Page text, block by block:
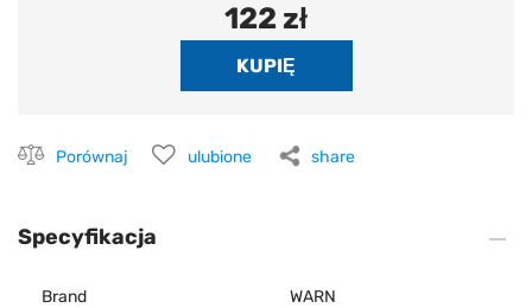
122 zł
Porównaj ulubione share
Specyfikacja
Brand
WARN